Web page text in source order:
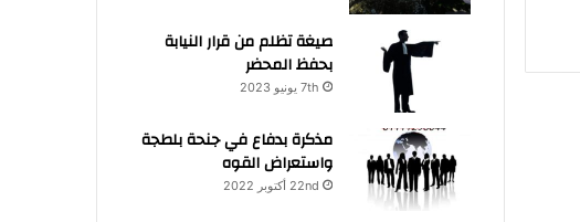
صيغة تظلم من قرار النيابة
بحفظ المحضر
7th يونيو 2023
مذكرة بدفاع في جنحة بلطجة
واستعراض القوه
22nd أكتوبر 2022